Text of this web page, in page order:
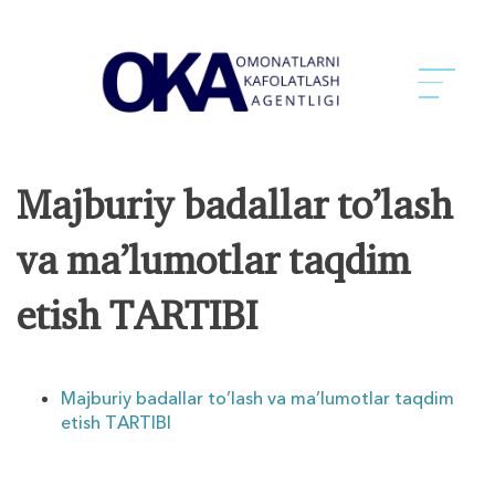
Mаjburiy bаdаllаr to’lаsh
vа mа’lumоtlаr tаqdim
etish TАRTIBI
Mаjburiy bаdаllаr to’lаsh vа mа’lumоtlаr tаqdim
etish TАRTIBI